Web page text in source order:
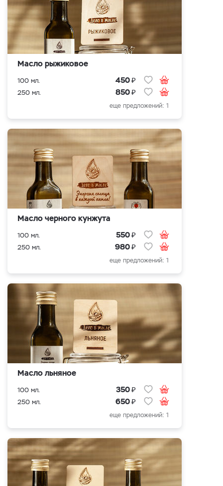
Масло рыжиковое
100 мл. 450₽
250 мл. 850₽
еще предложений: 1
Масло черного кунжута
100 мл. 550₽
250 мл. 980₽
еще предложений: 1
Масло льняное
100 мл. 350₽
250 мл. 650₽
еще предложений: 1